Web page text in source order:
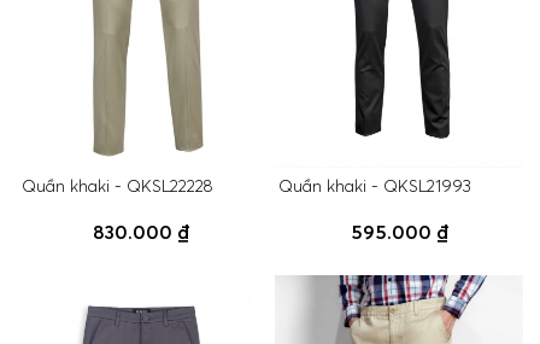
Quần khaki - QKSL22228
830.000 ₫
Quần khaki - QKSL21993
595.000 ₫